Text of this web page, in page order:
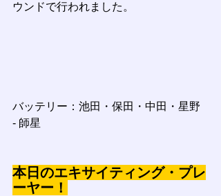
ウンドで行われました。
バッテリー：池田・保田・中田・星野
- 師星
本日のエキサイティング・プレ
ーヤー！